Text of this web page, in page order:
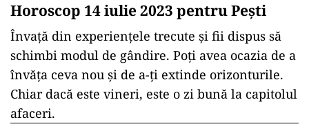
Horoscop 14 iulie 2023 pentru Peşti
Învață din experiențele trecute și fii dispus să
schimbi modul de gândire. Poți avea ocazia de a
învăța ceva nou și de a-ți extinde orizonturile.
Chiar dacă este vineri, este o zi bună la capitolul
afaceri.